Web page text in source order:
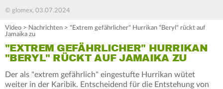
© glomex, 03.07.2024
Video > Nachrichten > "Extrem gefährlicher" Hurrikan "Beryl" rückt auf
Jamaika zu
"EXTREM GEFÄHRLICHER" HURRIKAN
"BERYL" RÜCKT AUF JAMAIKA ZU
Der als "extrem gefährlich" eingestufte Hurrikan wütet
weiter in der Karibik. Entscheidend für die Entstehung von